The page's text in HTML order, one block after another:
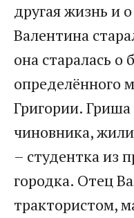
другая жизнь и
Валентина
она старалась
определённого
Григории.
чиновника,
– студентка из
городка. Отец
трактористом,